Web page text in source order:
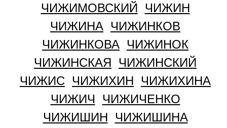
ЧИЖИМОВСКИЙ ЧИЖИН
ЧИЖИНА ЧИЖИНКОВ
ЧИЖИНКОВА ЧИЖИНОК
ЧИЖИНСКАЯ ЧИЖИНСКИЙ
ЧИЖИС ЧИЖИХИН ЧИЖИХИНА
ЧИЖИЧ
ЧИЖИЧЕНКО
ЧИЖИШИН ЧИЖИШИНА